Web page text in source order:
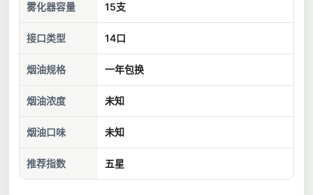
雾化器容量 15支
接口类型 14口
烟油规格 一年包换
烟油浓度 未知
烟油口味 未知
推荐指数 五星